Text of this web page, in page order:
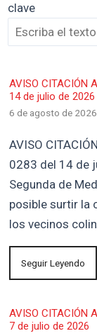
clave
AVISO CITACIÓN
14 de julio de 2026
6 de agosto de 2026
AVISO
0283 del 14 de
Segunda de
posible surtir la
los vecinos
Seguir Leyendo
AVISO CITACIÓN
7 de julio de 2026